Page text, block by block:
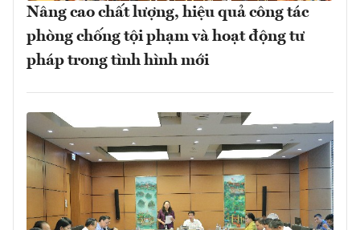
Nâng cao chất lượng, hiệu quả công tác
phòng chống tội phạm và hoạt động tư
pháp trong tình hình mới